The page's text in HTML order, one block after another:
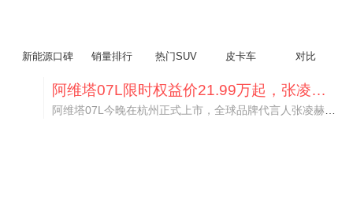
新能源口碑 销量排行 热门SUV 皮卡车 对比
阿维塔07L限时权益价21.99万起，张凌赫成首位车主
阿维塔07L今晚在杭州正式上市，全球品牌代言人张凌赫现场提车，成为这台车的第一位主人。三个版本：Elite纯电版22.99万，Max+后驱纯电版24.99万，Ultra三电机四驱版27.99万。